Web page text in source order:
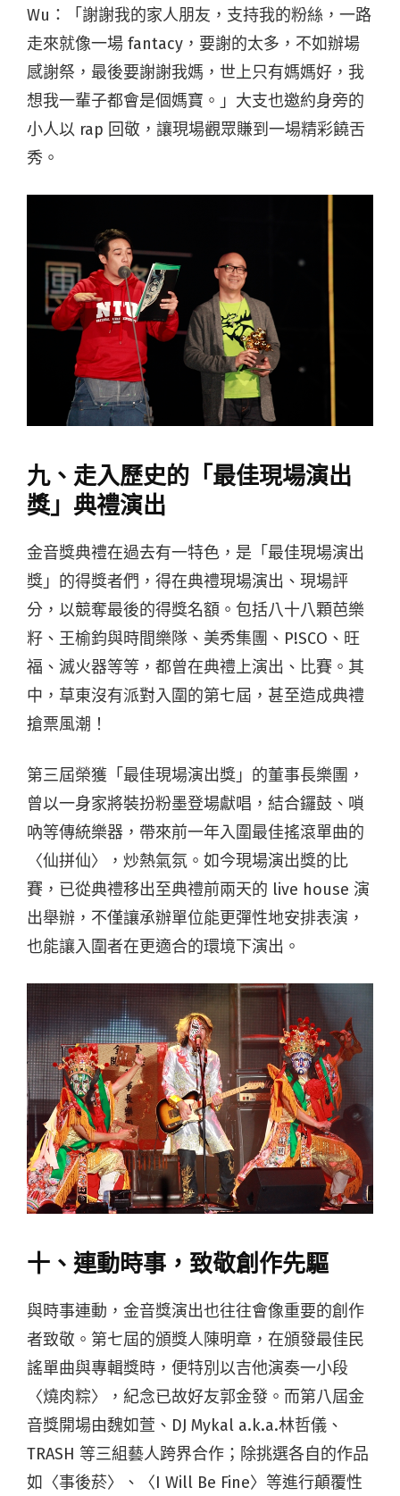
Wu：「謝謝我的家人朋友，支持我的粉絲，一路
走來就像一場 fantacy，要謝的太多，不如辦場
感謝祭，最後要謝謝我媽，世上只有媽媽好，我
想我一輩子都會是個媽寶。」大支也邀約身旁的
小人以 rap 回敬，讓現場觀眾賺到一場精彩饒舌
秀。
九、走入歷史的「最佳現場演出
獎」典禮演出
金音獎典禮在過去有一特色，是「最佳現場演出
獎」的得獎者們，得在典禮現場演出、現場評
分，以競奪最後的得獎名額。包括八十八顆芭樂
籽、王榆鈞與時間樂隊、美秀集團、P!SCO、旺
福、滅火器等等，都曾在典禮上演出、比賽。其
中，草東沒有派對入圍的第七屆，甚至造成典禮
搶票風潮！
第三屆榮獲「最佳現場演出獎」的董事長樂團，
曾以一身家將裝扮粉墨登場獻唱，結合鑼鼓、嗩
吶等傳統樂器，帶來前一年入圍最佳搖滾單曲的
〈仙拼仙〉，炒熱氣氛。如今現場演出獎的比
賽，已從典禮移出至典禮前兩天的 live house 演
出舉辦，不僅讓承辦單位能更彈性地安排表演，
也能讓入圍者在更適合的環境下演出。
十、連動時事，致敬創作先驅
與時事連動，金音獎演出也往往會像重要的創作
者致敬。第七屆的頒獎人陳明章，在頒發最佳民
謠單曲與專輯獎時，便特別以吉他演奏一小段
〈燒肉粽〉，紀念已故好友郭金發。而第八屆金
音獎開場由魏如萱、DJ Mykal a.k.a.林哲儀、
TRASH 等三組藝人跨界合作；除挑選各自的作品
如〈事後菸〉、〈I Will Be Fine〉等進行顛覆性